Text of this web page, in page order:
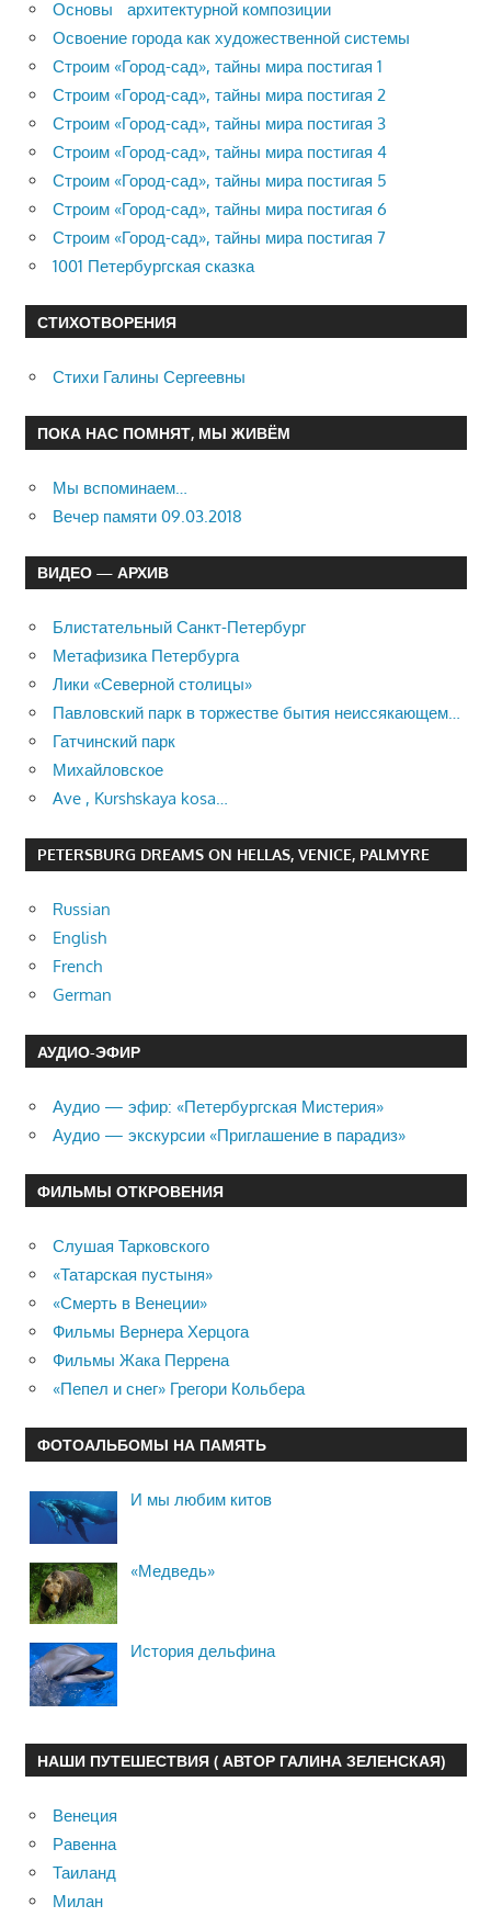
Основы архитектурной композиции
Освоение города как художественной системы
Строим «Город-сад», тайны мира постигая 1
Строим «Город-сад», тайны мира постигая 2
Строим «Город-сад», тайны мира постигая 3
Строим «Город-сад», тайны мира постигая 4
Строим «Город-сад», тайны мира постигая 5
Строим «Город-сад», тайны мира постигая 6
Строим «Город-сад», тайны мира постигая 7
1001 Петербургская сказка
СТИХОТВОРЕНИЯ
Стихи Галины Сергеевны
ПОКА НАС ПОМНЯТ, МЫ ЖИВЁМ
Мы вспоминаем…
Вечер памяти 09.03.2018
ВИДЕО — АРХИВ
Блистательный Санкт-Петербург
Метафизика Петербурга
Лики «Северной столицы»
Павловский парк в торжестве бытия неиссякающем…
Гатчинский парк
Михайловское
Ave , Kurshskaya kosa…
PETERSBURG DREAMS ON HELLAS, VENICE, PALMYRE
Russian
English
French
German
АУДИО-ЭФИР
Аудио — эфир: «Петербургская Мистерия»
Аудио — экскурсии «Приглашение в парадиз»
ФИЛЬМЫ ОТКРОВЕНИЯ
Слушая Тарковского
«Татарская пустыня»
«Смерть в Венеции»
Фильмы Вернера Херцога
Фильмы Жака Перрена
«Пепел и снег» Грегори Кольбера
ФОТОАЛЬБОМЫ НА ПАМЯТЬ
И мы любим китов
«Медведь»
История дельфина
НАШИ ПУТЕШЕСТВИЯ ( АВТОР ГАЛИНА ЗЕЛЕНСКАЯ)
Венеция
Равенна
Таиланд
Милан